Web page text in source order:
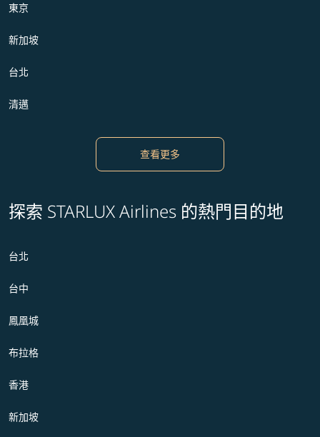
東京
新加坡
台北
清邁
查看更多
探索 STARLUX Airlines 的熱門目的地
台北
台中
鳳凰城
布拉格
香港
新加坡